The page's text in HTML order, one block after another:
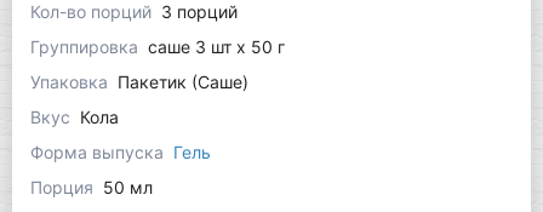
Кол-во порций 3 порций
Группировка саше 3 шт x 50 г
Упаковка Пакетик (Саше)
Вкус Кола
Форма выпуска Гель
Порция 50 мл